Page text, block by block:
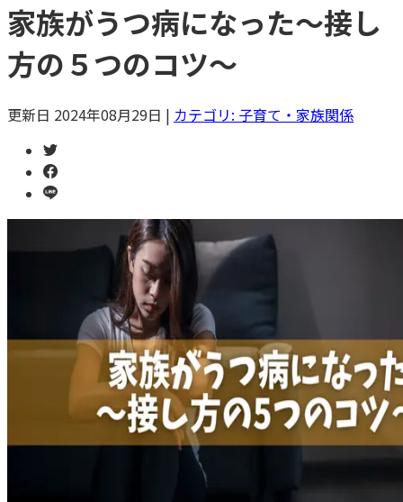
家族がうつ病になった〜接し
方の５つのコツ〜
更新日 2024年08月29日 | カテゴリ: 子育て・家族関係